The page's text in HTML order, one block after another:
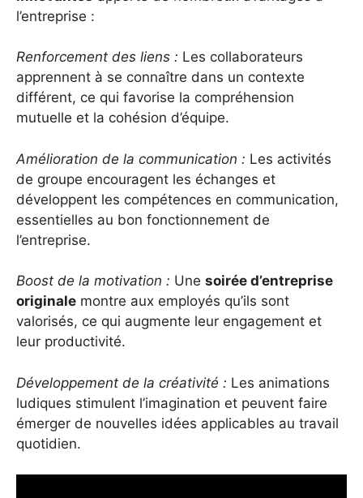
l’entreprise :
Renforcement des liens : Les collaborateurs
apprennent à se connaître dans un contexte
différent, ce qui favorise la compréhension
mutuelle et la cohésion d’équipe.
Amélioration de la communication : Les activités
de groupe encouragent les échanges et
développent les compétences en communication,
essentielles au bon fonctionnement de
l’entreprise.
Boost de la motivation : Une soirée d’entreprise
originale montre aux employés qu’ils sont
valorisés, ce qui augmente leur engagement et
leur productivité.
Développement de la créativité : Les animations
ludiques stimulent l’imagination et peuvent faire
émerger de nouvelles idées applicables au travail
quotidien.